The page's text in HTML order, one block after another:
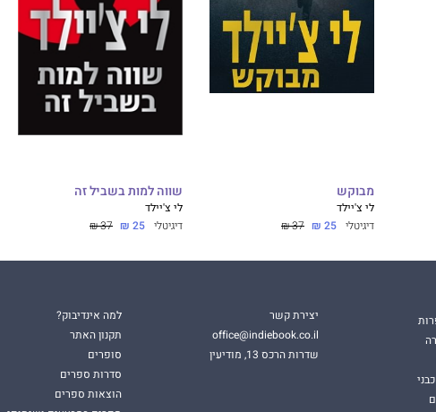
מבוקש
לי צ'יילד
דיגיטלי 25 ₪
37 ₪
שווה למות בשביל זה
לי צ'יילד
דיגיטלי 25 ₪
37 ₪
יצירת קשר
office@indiebook.co.il
שדרות הרכס 13, מודיעין
למה אינדיבוק?
תקנון האתר
סופרים
סדרות ספרים
הוצאות ספרים